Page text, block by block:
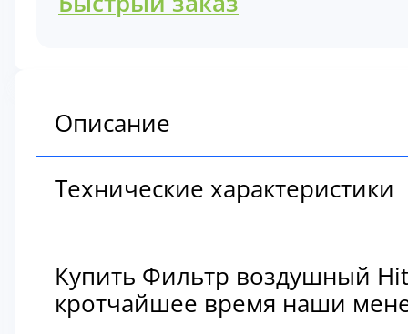
4163738
Описание
Технические характеристики
Купить Фильтр воздушный
кротчайшее время наши